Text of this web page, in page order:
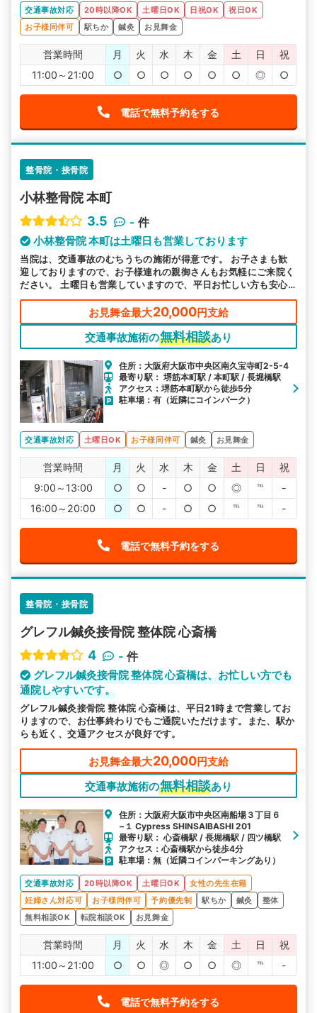
交通事故対応 20時以降OK 土曜日OK 日祝OK
祝日OK
お子様同伴可
駅ちか 鍼灸 お見舞金
営業時間 月 火 水 木 金 土 日
祝
11:00～21:00
○ ○ ○ ○ ○ ○ ◎ ○
電話で無料予約をする
整骨院・接骨院
小林整骨院 本町
3.5
- 件
小林整骨院 本町は土曜日も営業しております
当院は、交通事故のむちうちの施術が得意です。 お子さまも歓
迎しておりますので、お子様連れの親御さんもお気軽にご来院く
ださい。 土曜日も営業していますので、平日お忙しい方も安心
してお越しいただけます。
お見舞金最大20,000円支給
交通事故施術の無料相談あり
住所：大阪府大阪市中央区南久宝寺町2-5-4
最寄り駅： 堺筋本町駅 / 本町駅 / 長堀橋駅
アクセス：堺筋本町駅から徒歩5分
駐車場：有（近隣にコインパーク）
交通事故対応 土曜日OK お子様同伴可 鍼灸 お見舞金
営業時間 月 火 水 木 金 土 日
祝
9:00～13:00
○ ○ - ○ ○ ◎ ℡
-
16:00～20:00
○ ○ - ○ ○ ℡ ℡ -
電話で無料予約をする
整骨院・接骨院
グレフル鍼灸接骨院 整体院 心斎橋
4
- 件
グレフル鍼灸接骨院 整体院 心斎橋は、お忙しい方でも
通院しやすいです。
グレフル鍼灸接骨院 整体院 心斎橋は、平日21時まで営業してお
りますので、お仕事終わりでもご通院いただけます。また、駅か
らも近く、交通アクセスが良好です。
お見舞金最大20,000円支給
交通事故施術の無料相談あり
住所：大阪府大阪市中央区南船場３丁目６
−１ Cypress SHINSAIBASHI 201
最寄り駅： 心斎橋駅 / 長堀橋駅 / 四ツ橋駅
アクセス：心斎橋駅から徒歩4分
駐車場：無（近隣コインパーキングあり）
交通事故対応 20時以降OK 土曜日OK
女性の先生在籍
妊婦さん対応可
お子様同伴可 予約優先制 駅ちか 鍼灸
整体
無料相談OK
転院相談OK お見舞金
営業時間 月 火 水 木 金 土 日
祝
11:00～21:00
○ ○ ◎ ○ ○ ◎ ℡ -
電話で無料予約をする